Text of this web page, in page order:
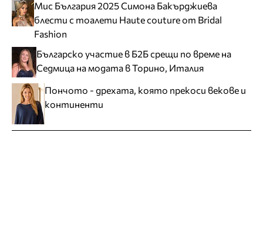
Мис България 2025 Симона Бакърджиева
блести с тоалети Haute couture от Bridal
Fashion
Българско участие в Б2Б срещи по време на
Седмица на модата в Торино, Италия
Пончото - дрехата, която прекоси векове и
континенти